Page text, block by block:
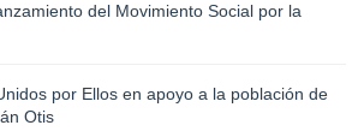
del Movimiento Social por la
por Ellos en apoyo a la población de
Otis